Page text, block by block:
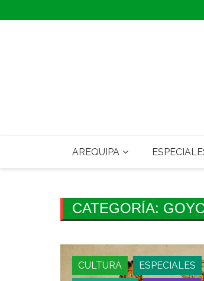
to
AREQUIPA
CATEGORÍA:
CULTURA
ESPECIALES